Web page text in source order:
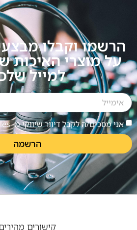
הרשמו וקבלו
על מוצרי האיכות
למייל
אני מסכים/ה לקבל דיוור שיווקי מ- Barak Cables
הרשמה
קישורים